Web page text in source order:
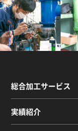
総合加工サービス
実績紹介